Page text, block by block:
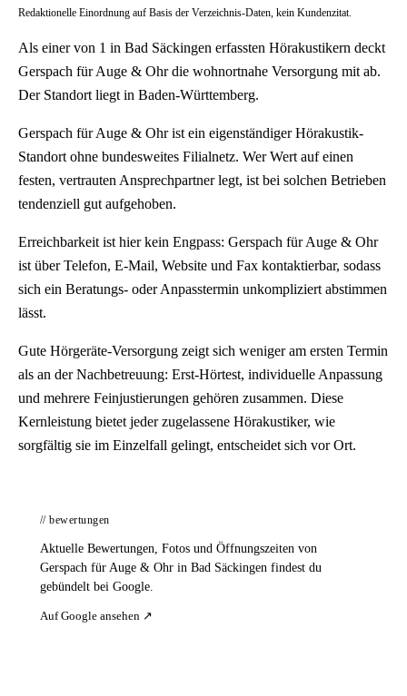
Redaktionelle Einordnung auf Basis der Verzeichnis-Daten, kein Kundenzitat.
Als einer von 1 in Bad Säckingen erfassten Hörakustikern deckt
Gerspach für Auge & Ohr die wohnortnahe Versorgung mit ab.
Der Standort liegt in Baden-Württemberg.
Gerspach für Auge & Ohr ist ein eigenständiger Hörakustik-
Standort ohne bundesweites Filialnetz. Wer Wert auf einen
festen, vertrauten Ansprechpartner legt, ist bei solchen Betrieben
tendenziell gut aufgehoben.
Erreichbarkeit ist hier kein Engpass: Gerspach für Auge & Ohr
ist über Telefon, E-Mail, Website und Fax kontaktierbar, sodass
sich ein Beratungs- oder Anpasstermin unkompliziert abstimmen
lässt.
Gute Hörgeräte-Versorgung zeigt sich weniger am ersten Termin
als an der Nachbetreuung: Erst-Hörtest, individuelle Anpassung
und mehrere Feinjustierungen gehören zusammen. Diese
Kernleistung bietet jeder zugelassene Hörakustiker, wie
sorgfältig sie im Einzelfall gelingt, entscheidet sich vor Ort.
// bewertungen
Aktuelle Bewertungen, Fotos und Öffnungszeiten von
Gerspach für Auge & Ohr in Bad Säckingen findest du
gebündelt bei Google.
Auf Google ansehen ↗